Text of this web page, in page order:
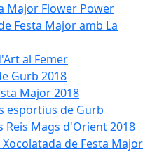
Major Flower Power
Festa Major amb La
al Femer
Gurb 2018
Major 2018
esportius de Gurb
Reis Mags d'Orient 2018
de Festa Major